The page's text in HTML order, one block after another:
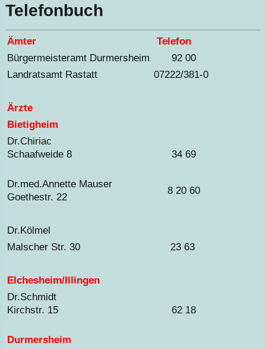
Telefonbuch
Ämter
Telefon
Bürgermeisteramt Durmersheim
92 00
Landratsamt Rastatt
07222/381-0
Ärzte
Bietigheim
Dr.Chiriac
Schaafweide 8
34 69
Dr.med.Annette Mauser
Goethestr. 22
8 20 60
Dr.Kölmel
Malscher Str. 30
23 63
Elchesheim/Illingen
Dr.Schmidt
Kirchstr. 15
62 18
Durmersheim